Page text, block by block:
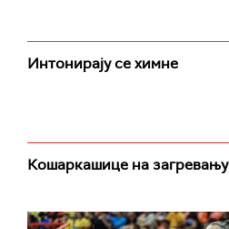
Интонирају се химне
Кошаркашице на загревању